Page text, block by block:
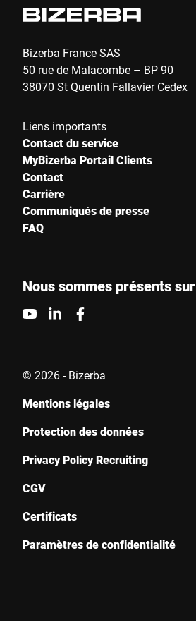
Bizerba France SAS
50 rue de Malacombe – BP 90
38070 St Quentin Fallavier Cedex
Liens importants
Contact du service
MyBizerba Portail Clients
Contact
Carrière
Communiqués de presse
FAQ
Nous sommes présents sur
© 2026 - Bizerba
Mentions légales
Protection des données
Privacy Policy Recruiting
CGV
Certificats
Paramètres de confidentialité